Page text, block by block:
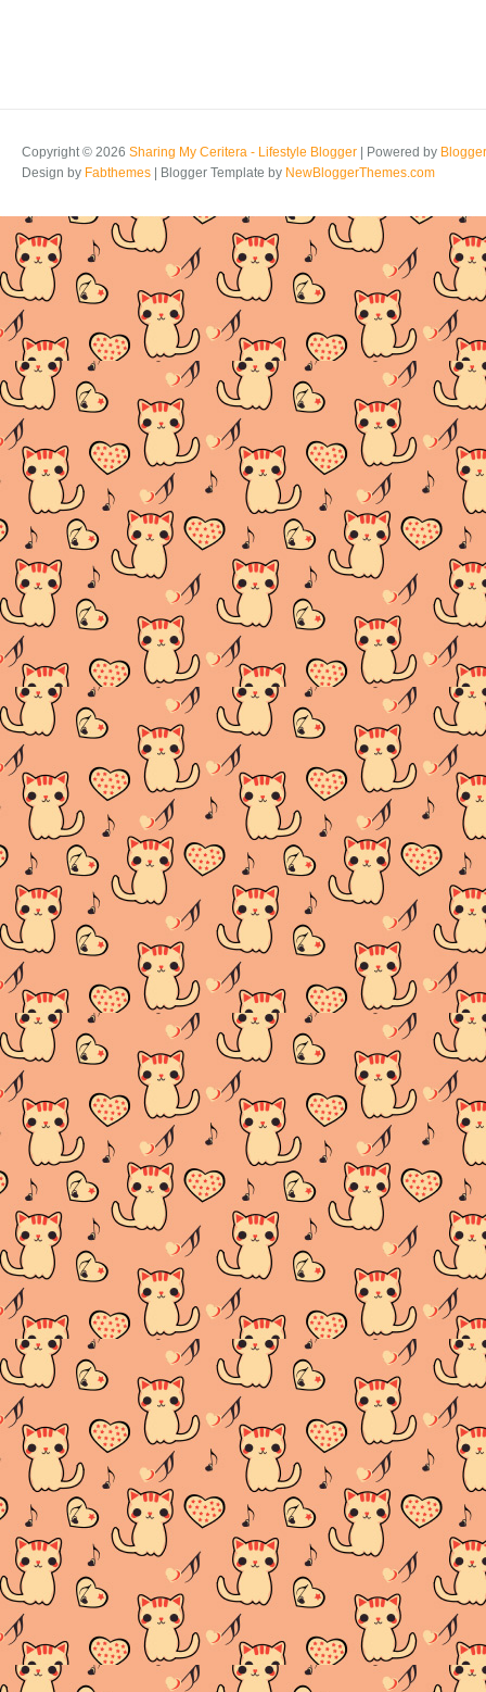
Copyright © 2026 Sharing My Ceritera - Lifestyle Blogger | Powered by Blogger
Design by Fabthemes | Blogger Template by NewBloggerThemes.com